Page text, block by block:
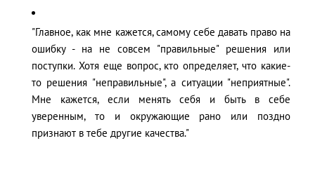
"Главное, как мне кажется, самому себе давать право на
ошибку - на не совсем "правильные" решения или
поступки. Хотя еще вопрос, кто определяет, что какие-
то решения "неправильные", а ситуации "неприятные".
Мне кажется, если менять себя и быть в себе
уверенным, то и окружающие рано или поздно
признают в тебе другие качества."